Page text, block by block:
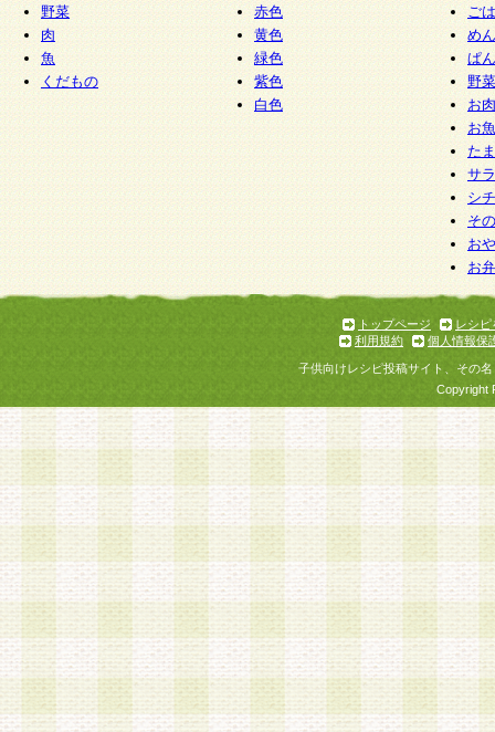
野菜
肉
魚
くだもの
赤色
黄色
緑色
紫色
白色
ご
めん
ぱん
野
お
お
た
サ
シ
そ
お
お
トップページ
レシピ
利用規約
個人情報保
子供向けレシピ投稿サイト、その
Copyright